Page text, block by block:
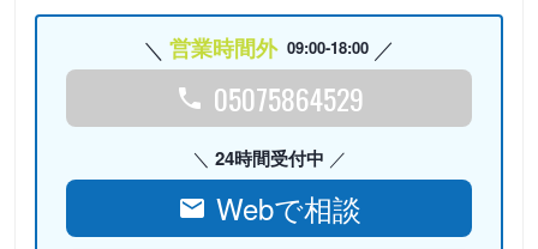
営業時間外 09:00-18:00
05075864529
24時間受付中
Webで相談